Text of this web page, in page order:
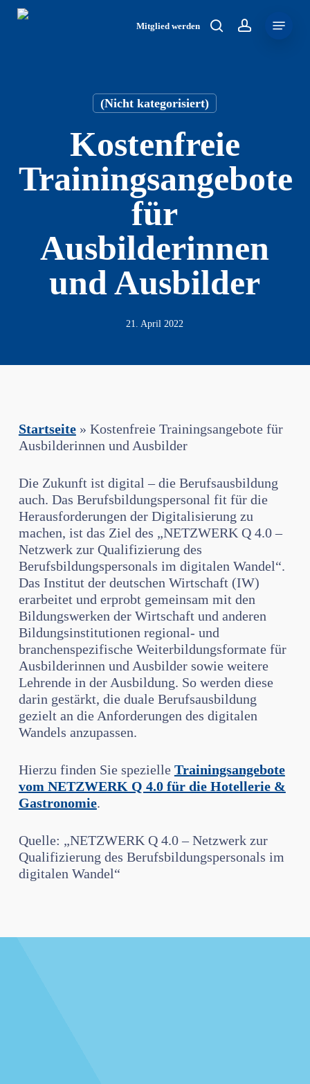
Skip
Mitglied werden searchaccount
(Nicht kategorisiert)
Kostenfreie
Trainingsangebote
für
Ausbilderinnen
und Ausbilder
21. April 2022
Startseite» Kostenfreie Trainingsangebote für
Ausbilderinnen und Ausbilder
Die Zukunft ist digital – die Berufsausbildung
auch. Das Berufsbildungspersonal fit für die
Herausforderungen der Digitalisierung zu
machen, ist das Ziel des „NETZWERK Q 4.0 –
Netzwerk zur Qualifizierung des
Berufsbildungspersonals im digitalen Wandel“.
Das Institut der deutschen Wirtschaft (IW)
erarbeitet und erprobt gemeinsam mit den
Bildungswerken der Wirtschaft und anderen
Bildungsinstitutionen regional- und
branchenspezifische Weiterbildungsformate für
Ausbilderinnen und Ausbilder sowie weitere
Lehrende in der Ausbildung. So werden diese
darin gestärkt, die duale Berufsausbildung
gezielt an die Anforderungen des digitalen
Wandels anzupassen.
Hierzu finden Sie spezielle Trainingsangebote
vom NETZWERK Q 4.0 für die Hotellerie &
Gastronomie.
Quelle: „NETZWERK Q 4.0 – Netzwerk zur
Qualifizierung des Berufsbildungspersonals im
digitalen Wandel“